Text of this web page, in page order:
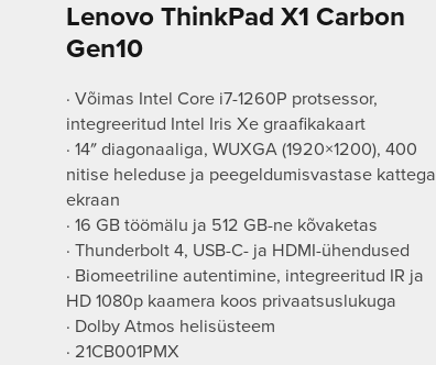
Lenovo ThinkPad X1 Carbon
Gen10
· Võimas Intel Core i7-1260P protsessor,
integreeritud Intel Iris Xe graafikakaart
· 14″ diagonaaliga, WUXGA (1920×1200), 400
nitise heleduse ja peegeldumisvastase kattega
ekraan
· 16 GB töömälu ja 512 GB-ne kõvaketas
· Thunderbolt 4, USB-C- ja HDMI-ühendused
· Biomeetriline autentimine, integreeritud IR ja
HD 1080p kaamera koos privaatsuslukuga
· Dolby Atmos helisüsteem
· 21CB001PMX